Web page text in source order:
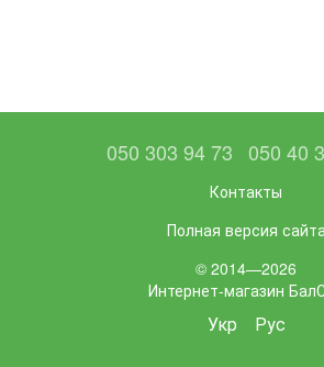
050 303 94 73 050 40
Контакты
Полная версия
© 2014—2026
Интернет-магазин
Укр Рус